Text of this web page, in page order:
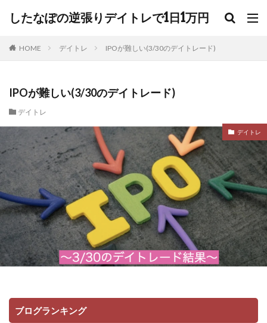
したなぽの逆張りデイトレで1日1万円
HOME デイトレ IPOが難しい(3/30のデイトレード)
IPOが難しい(3/30のデイトレード)
デイトレ
デイトレ
ブログランキング